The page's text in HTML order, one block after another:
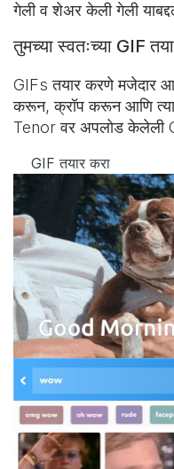
गेली व शेअर केली गेली
तुमच्या स्वतःच्या GIF
GIFs तयार करणे मजेदार
करून, क्रॉप करून आणि
Tenor वर अपलोड केलेली
GIF तयार करा